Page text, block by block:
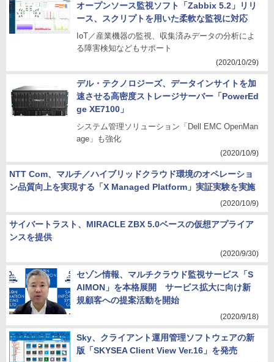
オープンソース監視ソフト「Zabbix 5.2」リリ
ース、スクリプトを用いた柔軟な監視に対応
IoT／産業機器の監視、収集済みデータの分析によ
る障害検知などもサポート
(2020/10/29)
デル・テクノロジーズ、データインサイトを加
速させる高密度ストレージサーバー「PowerEd
ge XE7100」
システム管理ソリューション「Dell EMC OpenMan
age」も強化
(2020/10/9)
NTT Com、マルチ／ハイブリッドクラウド環境のオペレーショ
ン品質向上を実現する「X Managed Platform」実証実験を実施
(2020/10/9)
サイバートラスト、MIRACLE ZBX 5.0ベースの仮想アプライア
ンスを提供
(2020/9/30)
セゾン情報、マルチクラウド監視サービス「S
AIMON」を本格展開 サービス拡大に向け新
規顧客への提案活動を開始
(2020/9/18)
Sky、クライアント運用管理ソフトウェアの新
版「SKYSEA Client View Ver.16」を発売